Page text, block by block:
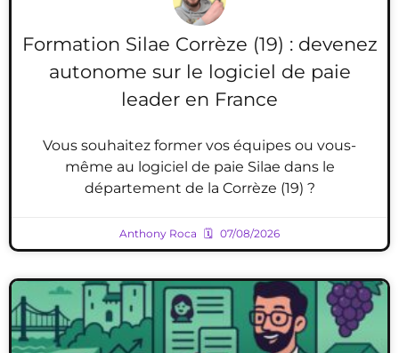
Formation Silae Corrèze (19) : devenez
autonome sur le logiciel de paie
leader en France
Vous souhaitez former vos équipes ou vous-
même au logiciel de paie Silae dans le
département de la Corrèze (19) ?
Anthony Roca 07/08/2026